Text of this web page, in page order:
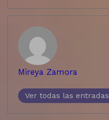
Mireya Zamora
Ver todas las entradas